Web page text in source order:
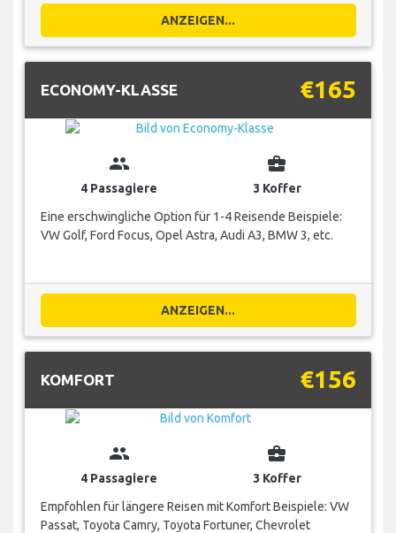
ANZEIGEN...
ECONOMY-KLASSE €165
group
4 Passagiere
business_center
3 Koffer
Eine erschwingliche Option für 1-4 Reisende Beispiele:
VW Golf, Ford Focus, Opel Astra, Audi A3, BMW 3, etc.
ANZEIGEN...
KOMFORT €156
group
4 Passagiere
business_center
3 Koffer
Empfohlen für längere Reisen mit Komfort Beispiele: VW
Passat, Toyota Camry, Toyota Fortuner, Chevrolet